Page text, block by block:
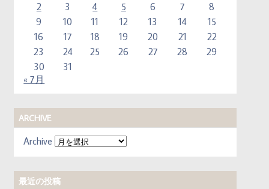
2
3 4 5 6 7
8
9
10 11 12 13 14
15
16
17 18 19 20 21
22
23
24 25 26 27 28
29
30
31
« 7月
ARCHIVE
Archive
最近の投稿